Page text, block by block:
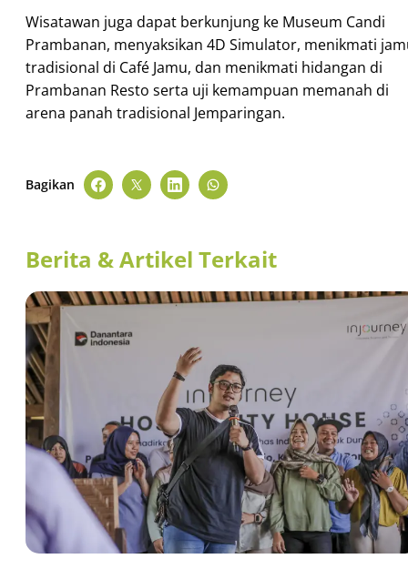
Wisatawan juga dapat berkunjung ke Museum Candi
Prambanan, menyaksikan 4D Simulator, menikmati
tradisional di Café Jamu, dan menikmati hidangan di
Prambanan Resto serta uji kemampuan memanah di
arena panah tradisional Jemparingan.
Bagikan
Berita & Artikel Terkait